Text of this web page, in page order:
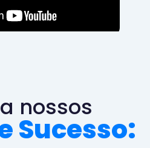
nossos
Sucesso: